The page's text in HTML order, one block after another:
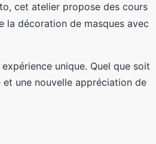
cet atelier propose des cours
la décoration de masques avec
unique. Quel que soit
une nouvelle appréciation de